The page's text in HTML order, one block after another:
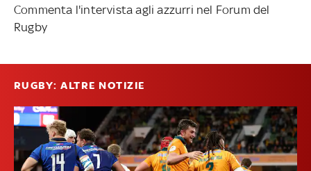
Commenta l'intervista agli azzurri nel Forum del
Rugby
RUGBY: ALTRE NOTIZIE